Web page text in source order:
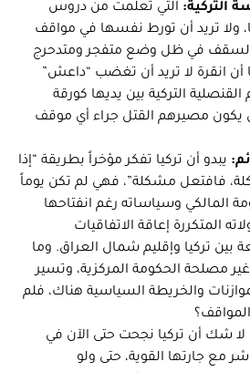
التركية: التي تعلمت من دروس
ولا تريد أن تورط نفسها في مواقف
السقف في ظل وضع متفجر ومتدحرج
أن انقرة لا تريد أن تغضب “داعش”
التركية بين يديها كورقة
مصيرهم القتل جراء أي موقف
يبدو أن تركيا تفكر مؤخراً بطريقة “إذا
فافتعل مشكلة”، فهي لم تكن يوماً
المالكي وسياساته رغم انفتاحها
المتكررة إعاقة الاتفاقيات
بين تركيا وإقليم شمال العراق. وما
مصلحة الحكومة المركزية، وتسير
والخريطة السياسية هناك، فلم
لا شك أن تركيا نجحت حتى الآن في
مع جارتها القوية، حتى ولو